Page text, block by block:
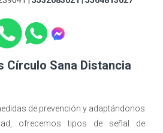
Círculo Sana Distancia
de prevención y adaptándonos
ofrecemos tipos de señal de